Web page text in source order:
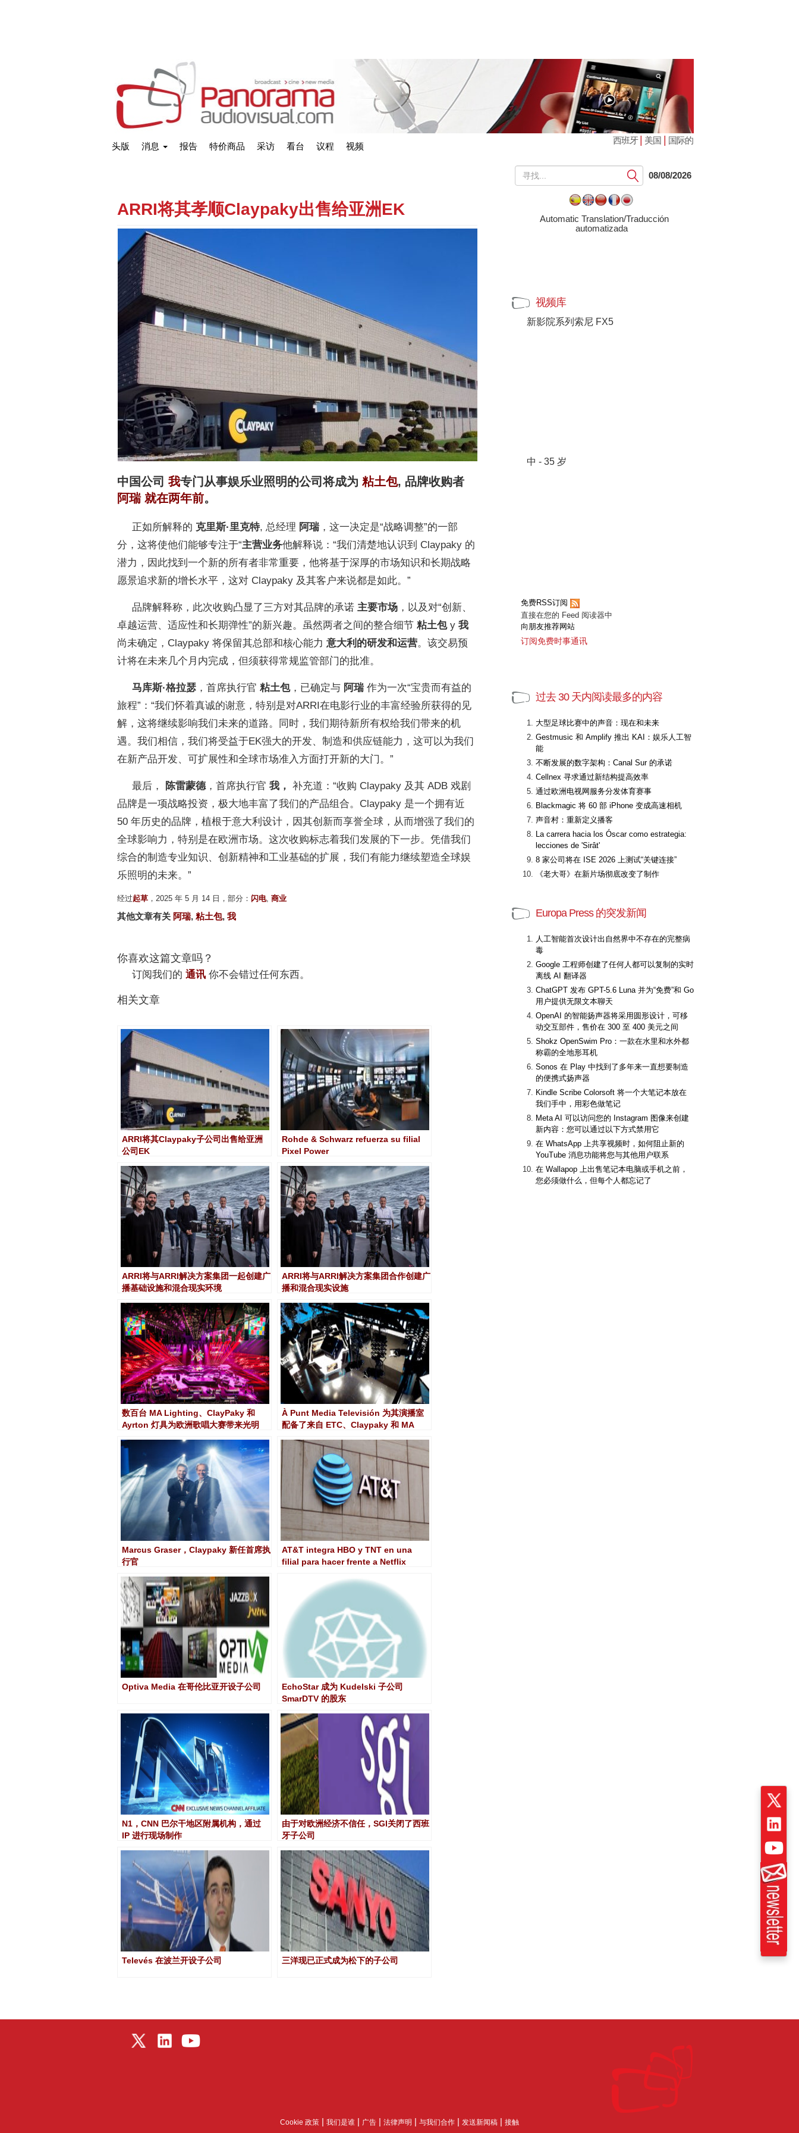
头版 消息 报告 特价商品 采访 看台 议程 视频
西班牙| 美国 | 国际的
ARRI将其孝顺Claypaky出售给亚洲EK
中国公司 我专门从事娱乐业照明的公司将成为 粘土包, 品牌收购者
阿瑞 就在两年前。
正如所解释的 克里斯·里克特, 总经理 阿瑞，这一决定是“战略调整”的一部
分，这将使他们能够专注于“主营业务他解释说：“我们清楚地认识到 Claypaky 的
潜力，因此找到一个新的所有者非常重要，他将基于深厚的市场知识和长期战略
愿景追求新的增长水平，这对 Claypaky 及其客户来说都是如此。”
品牌解释称，此次收购凸显了三方对其品牌的承诺 主要市场 ，以及对“创新、
卓越运营、适应性和长期弹性”的新兴趣。虽然两者之间的整合细节 粘土包y 我
尚未确定，Claypaky 将保留其总部和核心能力 意大利的研发和运营。该交易预
计将在未来几个月内完成，但须获得常规监管部门的批准。
马库斯·格拉瑟 ，首席执行官 粘土包，已确定与 阿瑞作为一次“宝贵而有益的
旅程”：“我们怀着真诚的谢意，特别是对ARRI在电影行业的丰富经验所获得的见
解，这将继续影响我们未来的道路。同时，我们期待新所有权给我们带来的机
遇。我们相信，我们将受益于EK强大的开发、制造和供应链能力，这可以为我们
在新产品开发、可扩展性和全球市场准入方面打开新的大门。”
最后， 陈雷蒙德 ，首席执行官 我， 补充道：“收购 Claypaky 及其 ADB 戏剧
品牌是一项战略投资，极大地丰富了我们的产品组合。Claypaky 是一个拥有近
50 年历史的品牌，植根于意大利设计，因其创新而享誉全球，从而增强了我们的
全球影响力，特别是在欧洲市场。这次收购标志着我们发展的下一步。凭借我们
综合的制造专业知识、创新精神和工业基础的扩展，我们有能力继续塑造全球娱
乐照明的未来。”
经过起草 ，2025 年 5 月 14 日，部分： 闪电, 商业
其他文章有关 阿瑞, 粘土包, 我
你喜欢这篇文章吗？
订阅我们的 通讯 你不会错过任何东西。
相关文章
ARRI将其Claypaky子公司出售给亚洲
公司EK
Rohde & Schwarz refuerza su filial
Pixel Power
ARRI将与ARRI解决方案集团一起创建广
播基础设施和混合现实环境
ARRI将与ARRI解决方案集团合作创建广
播和混合现实设施
数百台 MA Lighting、ClayPaky 和 ​​
Ayrton 灯具为欧洲歌唱大赛带来光明
À Punt Media Televisión 为其演播室
配备了来自 ETC、Claypaky 和 ​​MA
Marcus Graser，Claypaky 新任首席执
行官
AT&T integra HBO y TNT en una
filial para hacer frente a Netflix
Optiva Media 在哥伦比亚开设子公司
EchoStar 成为 Kudelski 子公司
SmarDTV 的股东
N1，CNN 巴尔干地区附属机构，通过
IP 进行现场制作
由于对欧洲经济不信任，SGI关闭了西班
牙子公司
Televés 在波兰开设子公司 三洋现已正式成为松下的子公司
提
交
08/08/2026
Automatic Translation/Traducción
automatizada
视频库
新影院系列索尼 FX5
中 - 35 岁
免费RSS订阅
直接在您的 Feed 阅读器中
向朋友推荐网站
订阅免费时事通讯
过去 30 天内阅读最多的内容
大型足球比赛中的声音：现在和未来
Gestmusic 和 Amplify 推出 KAI：娱乐人工智
能
不断发展的数字架构：Canal Sur 的承诺
Cellnex 寻求通过新结构提高效率
通过欧洲电视网服务分发体育赛事
Blackmagic 将 60 部 iPhone 变成高速相机
声音村：重新定义播客
La carrera hacia los Óscar como estrategia:
lecciones de 'Sirât'
8 家公司将在 ISE 2026 上测试“关键连接”
《老大哥》在新片场彻底改变了制作
Europa Press 的突发新闻
人工智能首次设计出自然界中不存在的完整病
毒
Google 工程师创建了任何人都可以复制的实时
离线 AI 翻译器
ChatGPT 发布 GPT-5.6 Luna 并为“免费”和 Go
用户提供无限文本聊天
OpenAI 的智能扬声器将采用圆形设计，可移
动交互部件，售价在 300 至 400 美元之间
Shokz OpenSwim Pro：一款在水里和水外都
称霸的全地形耳机
Sonos 在 Play 中找到了多年来一直想要制造
的便携式扬声器
Kindle Scribe Colorsoft 将一个大笔记本放在
我们手中，用彩色做笔记
Meta AI 可以访问您的 Instagram 图像来创建
新内容：您可以通过以下方式禁用它
在 WhatsApp 上共享视频时，如何阻止新的
YouTube 消息功能将您与其他用户联系
在 Wallapop 上出售笔记本电脑或手机之前，
您必须做什么，但每个人都忘记了
Cookie 政策 | 我们是谁 | 广告 | 法律声明 | 与我们合作 | 发送新闻稿 | 接触